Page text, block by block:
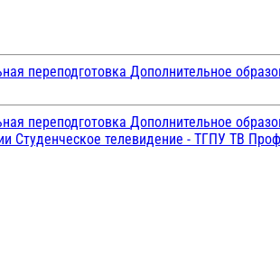
переподготовка Дополнительное
переподготовка Дополнительное
Студенческое телевидение - ТГПУ ТВ